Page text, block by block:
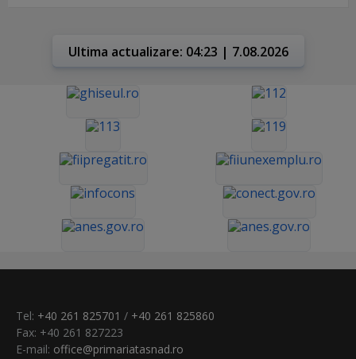
Ultima actualizare: 04:23 | 7.08.2026
Tel: +40 261 825701 / +40 261 825860
Fax: +40 261 827223
E-mail: office@primariatasnad.ro